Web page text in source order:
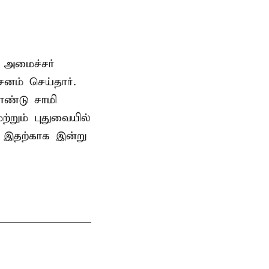
அமைச்சர்
செய்தார்.
சாமி
புதுவையில்
இன்று